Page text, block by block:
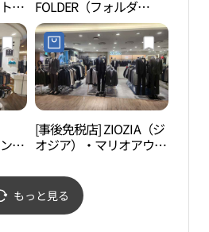
レ
오
FOLDER（フォルダ
ー）・マリオアウトレッ
ト3館店(폴더 마리오아울
렛 3관점)
バ
館
ト
[事後免税店] ZIOZIA（ジ
オジア）・マリオアウト
리오아울렛 1관점)
もっと見る